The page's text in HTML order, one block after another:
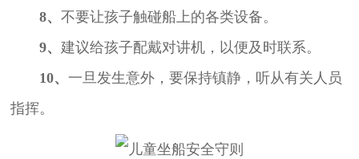
8、 不要让孩子触碰船上的各类设备。
9、 建议给孩子配戴对讲机，以便及时联系。
10、 一旦发生意外，要保持镇静，听从有关人员
指挥。